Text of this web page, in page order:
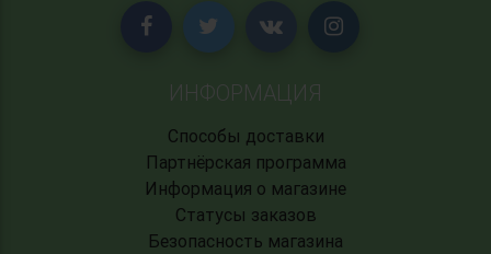
ИНФОРМАЦИЯ
Способы доставки
Партнёрская программа
Информация о магазине
Статусы заказов
Безопасность магазина